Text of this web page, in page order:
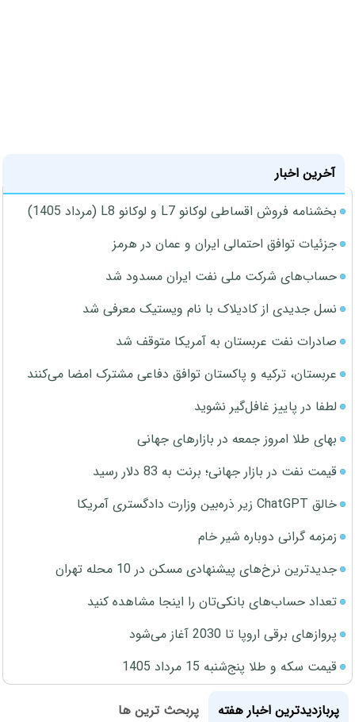
آخرین اخبار
بخشنامه فروش اقساطی لوکانو L7 و لوکانو L8 (مرداد 1405)
جزئیات توافق احتمالی ایران و عمان در هرمز
حساب‌های شرکت ملی نفت ایران مسدود شد
نسل جدیدی از کادیلاک با نام ویستیک معرفی شد
صادرات نفت عربستان به آمریکا متوقف شد
عربستان، ترکیه و پاکستان توافق دفاعی مشترک امضا می‌کنند
لطفا در پاییز غافل‌گیر نشوید
بهای طلا امروز جمعه در بازارهای جهانی
قیمت نفت در بازار جهانی؛ برنت به 83 دلار رسید
خالق ChatGPT زیر ذره‌بین وزارت دادگستری آمریکا
زمزمه گرانی دوباره شیر خام
جدیدترین نرخ‌های پیشنهادی مسکن در 10 محله تهران
تعداد حساب‌های بانکی‌تان را اینجا مشاهده کنید
پروازهای برقی اروپا تا 2030 آغاز می‌شود
قیمت سکه و طلا پنج‌شنبه 15 مرداد 1405
پربازدیدترین اخبار هفته
پربحث ترین ها